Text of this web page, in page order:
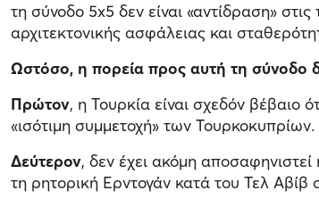
τη σύνοδο 5x5 δεν είναι «αντίδραση»
αρχιτεκτονικής ασφάλειας και
Ωστόσο, η πορεία προς αυτή τη σύνοδο
Πρώτον, η Τουρκία είναι σχεδόν βέβαιο
«ισότιμη συμμετοχή» των
Δεύτερον, δεν έχει ακόμη
τη ρητορική Ερντογάν κατά του Τελ Αβίβ